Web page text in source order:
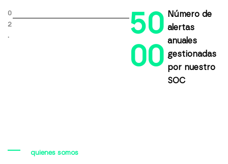
0
2
.
50
00
Número de
alertas
anuales
gestionadas
por nuestro
SOC
quienes somos